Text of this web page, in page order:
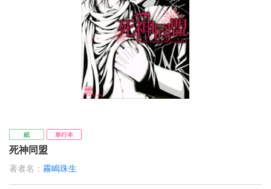
紙 単行本
死神同盟
著者名：霧嶋珠生